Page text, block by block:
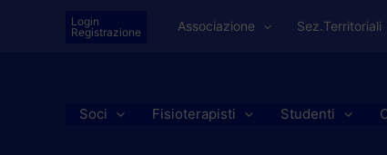
Login
Registrazione
Associazione Sez.Territoriali
Soci Fisioterapisti Studenti